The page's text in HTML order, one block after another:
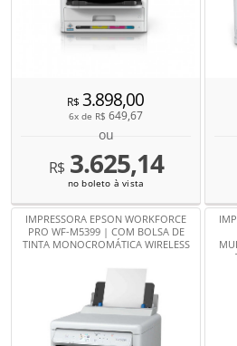
R$3.898,00
6x de R$ 649,67
ou
R$3.625,14
no boleto à vista
IMPRESSORA EPSON WORKFORCE
PRO WF-M5399 | COM BOLSA DE
TINTA MONOCROMÁTICA WIRELESS